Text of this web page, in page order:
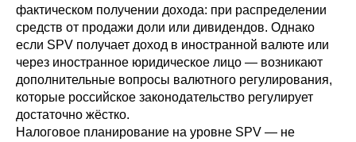
фактическом получении дохода: при распределении
средств от продажи доли или дивидендов. Однако
если SPV получает доход в иностранной валюте или
через иностранное юридическое лицо — возникают
дополнительные вопросы валютного регулирования,
которые российское законодательство регулирует
достаточно жёстко.
Налоговое планирование на уровне SPV — не